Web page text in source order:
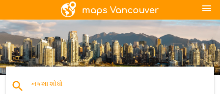
menu
search નકશા શોધો